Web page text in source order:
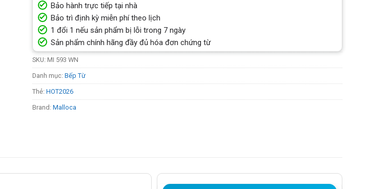
Bảo hành trực tiếp tại nhà
Bảo trì định kỳ miễn phí theo lịch
1 đổi 1 nếu sản phẩm bị lỗi trong 7 ngày
Sản phẩm chính hãng đầy đủ hóa đơn chứng từ
SKU: MI 593 WN
Danh mục: Bếp Từ
Thẻ: HOT2026
Brand: Malloca